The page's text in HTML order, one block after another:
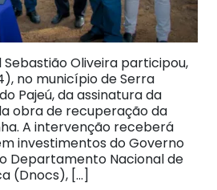
Oliveira participou,
no município de Serra
Pajeú, da assinatura da
obra de recuperação da
A intervenção receberá
investimentos do Governo
Departamento Nacional de
(Dnocs), […]